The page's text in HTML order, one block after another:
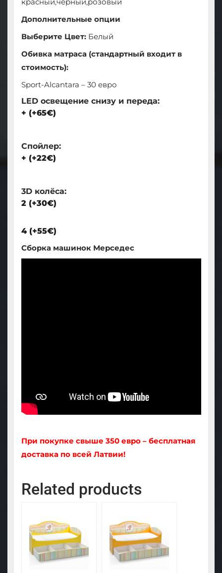
красный,чёрный,розовый
Дополнительные опции
Выберите Цвет:Белый
Обивка матраса (стандартный входит в
стоимость):
Sport-Alcantara – 30 евро
LED освещение снизу и переда:
+ (+65€)
Cпойлер:
+ (+22€)
3D колёса:
2 (+30€)
4 (+55€)
Сборка машинок Мерседес
При покупке свыше 350 евро – бесплатная
доставка по всей Латвии!
Related products